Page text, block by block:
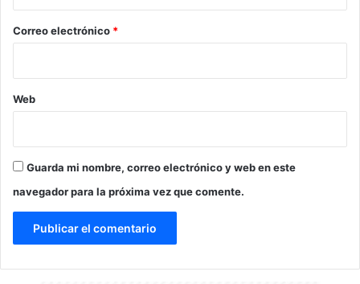
*
Correo electrónico *
Web
Guarda mi nombre, correo electrónico y web en este
navegador para la próxima vez que comente.